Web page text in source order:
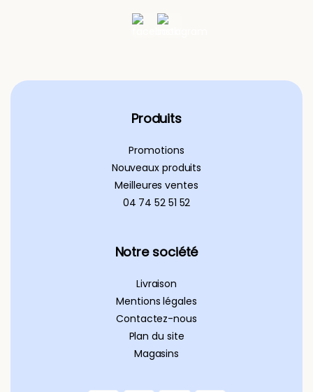
Produits
Promotions
Nouveaux produits
Meilleures ventes
04 74 52 51 52
Notre société
Livraison
Mentions légales
Contactez-nous
Plan du site
Magasins